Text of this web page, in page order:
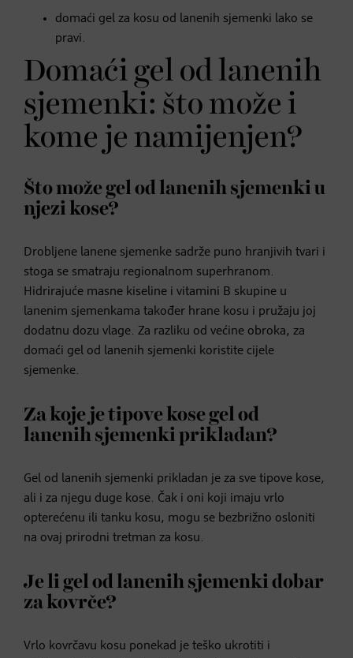
domaći gel za kosu od lanenih sjemenki lako se
pravi.
Domaći gel od lanenih
sjemenki: što može i
kome je namijenjen?
Što može gel od lanenih sjemenki u
njezi kose?
Drobljene lanene sjemenke sadrže puno hranjivih tvari i
stoga se smatraju regionalnom superhranom.
Hidrirajuće masne kiseline i vitamini B skupine u
lanenim sjemenkama također hrane kosu i pružaju joj
dodatnu dozu vlage. Za razliku od većine obroka, za
domaći gel od lanenih sjemenki koristite cijele
sjemenke.
Za koje je tipove kose gel od
lanenih sjemenki prikladan?
Gel od lanenih sjemenki prikladan je za sve tipove kose,
ali i za njegu duge kose. Čak i oni koji imaju vrlo
opterećenu ili tanku kosu, mogu se bezbrižno osloniti
na ovaj prirodni tretman za kosu.
Je li gel od lanenih sjemenki dobar
za kovrče?
Vrlo kovrčavu kosu ponekad je teško ukrotiti i